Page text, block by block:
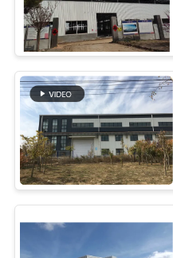
PLAN
DU
SITE
POLITIQUE
DE